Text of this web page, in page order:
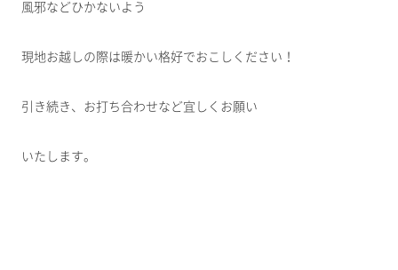
風邪などひかないよう
現地お越しの際は暖かい格好でおこしください！
引き続き、お打ち合わせなど宜しくお願い
いたします。